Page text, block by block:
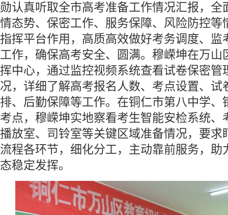
勋认真听取全市高考准备工作情况汇报，全
情态势、保密工作、服务保障、风险防控等
指挥平台作用，高质高效做好考务调度、监
工作，确保高考安全、圆满。穆嵘坤在万山
挥中心，通过监控视频系统查看试卷保密管
况，详细了解高考报名人数、考点设置、试
排、后勤保障等工作。在铜仁市第八中学、
考点，穆嵘坤实地察看考生智能安检系统、
播放室、司铃室等关键区域准备情况，要求
流程各环节，细化分工，主动靠前服务，助
态稳定发挥。